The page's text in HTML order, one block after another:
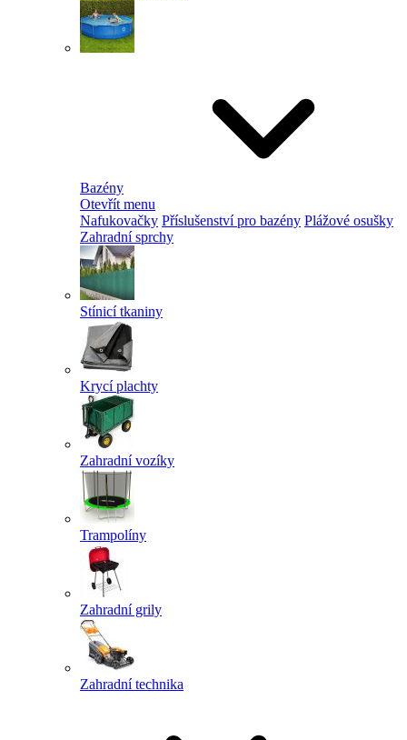
Bazény
Otevřít menu
Nafukovačky Příslušenství pro bazény Plážové osušky
Zahradní sprchy
Stínicí tkaniny
Krycí plachty
Zahradní vozíky
Trampolíny
Zahradní grily
Zahradní technika